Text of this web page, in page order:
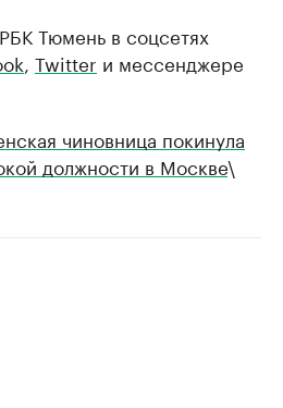
Тюмень в соцсетях
Twitter и мессенджере
чиновница покинула
должности в Москве\